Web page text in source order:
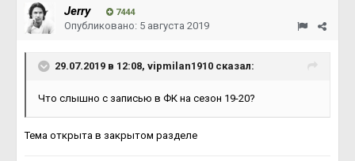
Jerry 7444
Опубликовано: 5 августа 2019
29.07.2019 в 12:08, vipmilan1910 сказал:
Что слышно с записью в ФК на сезон 19-20?
Тема открыта в закрытом разделе